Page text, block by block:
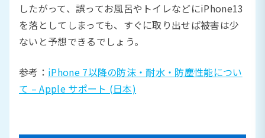
したがって、誤ってお風呂やトイレなどにiPhone13
を落としてしまっても、すぐに取り出せば被害は少
ないと予想できるでしょう。
参考： iPhone 7以降の防沫・耐水・防塵性能につい
て – Apple サポート (日本)